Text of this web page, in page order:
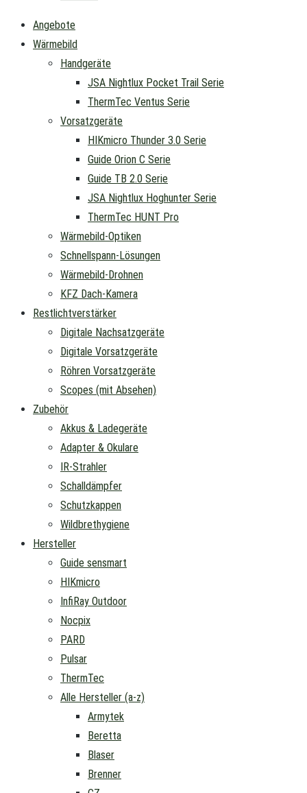
Angebote
Wärmebild
Handgeräte
JSA Nightlux Pocket Trail Serie
ThermTec Ventus Serie
Vorsatzgeräte
HIKmicro Thunder 3.0 Serie
Guide Orion C Serie
Guide TB 2.0 Serie
JSA Nightlux Hoghunter Serie
ThermTec HUNT Pro
Wärmebild-Optiken
Schnellspann-Lösungen
Wärmebild-Drohnen
KFZ Dach-Kamera
Restlichtverstärker
Digitale Nachsatzgeräte
Digitale Vorsatzgeräte
Röhren Vorsatzgeräte
Scopes (mit Absehen)
Zubehör
Akkus & Ladegeräte
Adapter & Okulare
IR-Strahler
Schalldämpfer
Schutzkappen
Wildbrethygiene
Hersteller
Guide sensmart
HIKmicro
InfiRay Outdoor
Nocpix
PARD
Pulsar
ThermTec
Alle Hersteller (a-z)
Armytek
Beretta
Blaser
Brenner